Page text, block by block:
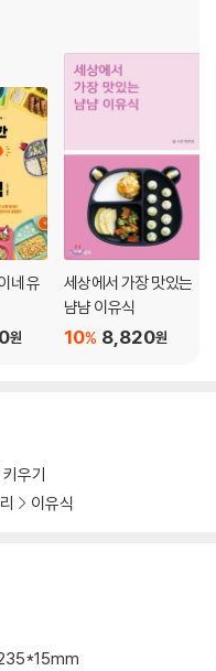
릭버터구이∥함박스테이크
림∥새송이버섯버터간장조림
리옥수수전∥청경채달걀말이
어완자∥소고기두부완자 …
새우∥배추롤까스 …
저서로는
네 유
원
세상에서 가장 맛있는
냠냠 이유식
8,820원
10%
우기
이유식